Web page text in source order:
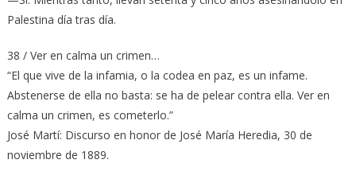
Palestina día tras día.
38 / Ver en calma un crimen…
“El que vive de la infamia, o la codea en paz, es un infame.
Abstenerse de ella no basta: se ha de pelear contra ella. Ver en
calma un crimen, es cometerlo.”
José Martí: Discurso en honor de José María Heredia, 30 de
noviembre de 1889.